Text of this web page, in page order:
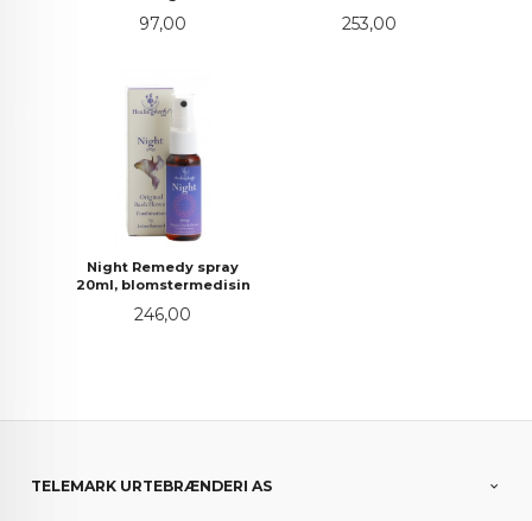
Pris
97,00 Pris
253,00
Night Remedy spray
20ml, blomstermedisin
Pris
246,00
TELEMARK URTEBRÆNDERI AS